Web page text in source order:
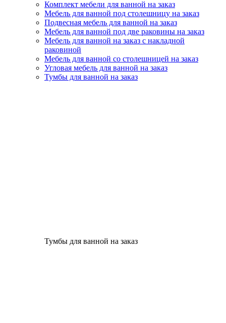
Комплект мебели для ванной на заказ
Мебель для ванной под столешницу на заказ
Подвесная мебель для ванной на заказ
Мебель для ванной под две раковины на заказ
Мебель для ванной на заказ с накладной
раковиной
Мебель для ванной со столешницей на заказ
Угловая мебель для ванной на заказ
Тумбы для ванной на заказ
Тумбы для ванной на заказ